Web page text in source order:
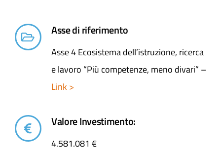
Asse di riferimento
Asse 4 Ecosistema dell’istruzione, ricerca
e lavoro “Più competenze, meno divari” –
Link >
Valore Investimento:
4.581.081 €